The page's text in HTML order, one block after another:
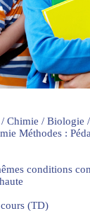
Chimie / Biologie
Méthodes :
conditions
(TD)